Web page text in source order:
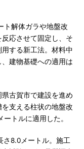
ト解体ガラや地盤改
応させて固定し、そ
する新工法。材料中
建物基礎への適用は
古賀市で建設を進め
支える柱状の地盤改
トルに適用した。
8.0メートル。施工